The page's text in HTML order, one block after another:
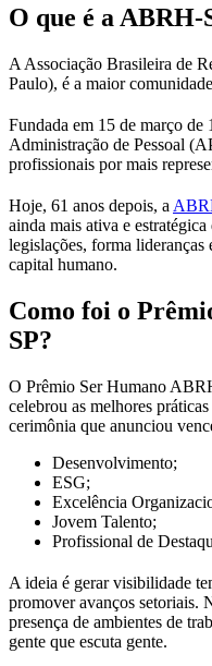
O que é a ABRH-
A Associação Brasileira de
Paulo), é a maior
Fundada em 15 de março de
Administração de Pessoal
profissionais por mais
Hoje, 61 anos depois, a
ainda mais ativa e
legislações, forma
capital humano.
Como foi o
SP?
O Prêmio Ser Humano
celebrou as melhores
cerimônia que anunciou
Desenvolvimento;
ESG;
Excelência
Jovem Talento;
Profissional de
A ideia é gerar visibilidade
promover avanços setoriais.
presença de ambientes de
gente que escuta gente.